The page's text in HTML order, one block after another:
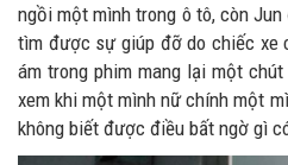
ngồi một mình trong ô tô, còn
tìm được sự giúp đỡ do chiếc xe
ám trong phim mang lại một
xem khi một mình nữ chính một
không biết được điều bất ngờ gì